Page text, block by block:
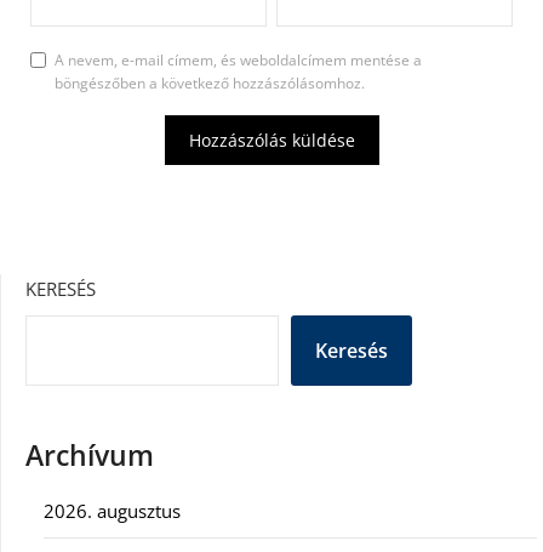
A nevem, e-mail címem, és weboldalcímem mentése a
böngészőben a következő hozzászólásomhoz.
KERESÉS
Keresés
Archívum
2026. augusztus